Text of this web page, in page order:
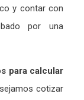
y contar con
por una
para calcular
cotizar